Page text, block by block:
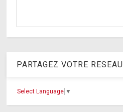
PARTAGEZ VOTRE RESEAU
Select Language ▼